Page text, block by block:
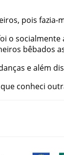
, pois fazia-
o socialmente
bêbados
ealém
que conheci